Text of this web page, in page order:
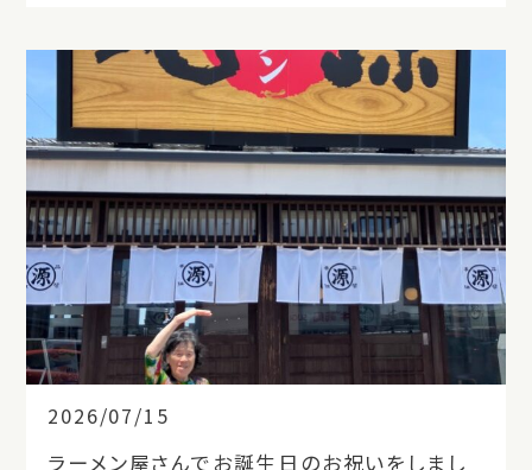
2026/07/15
ラーメン屋さんでお誕生日のお祝いをしまし